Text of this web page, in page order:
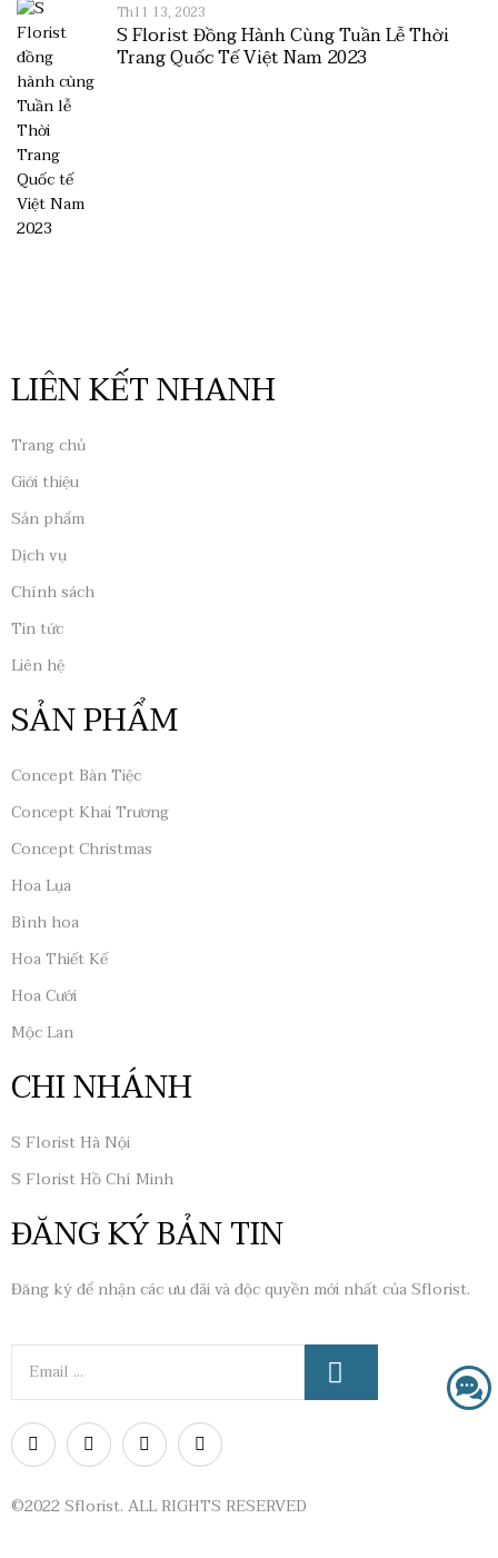
Th11 13, 2023
S Florist Đồng Hành Cùng Tuần Lễ Thời
Trang Quốc Tế Việt Nam 2023
LIÊN KẾT NHANH
Trang chủ
Giới thiệu
Sản phẩm
Dịch vụ
Chính sách
Tin tức
Liên hệ
SẢN PHẨM
Concept Bàn Tiệc
Concept Khai Trương
Concept Christmas
Hoa Lụa
Bình hoa
Hoa Thiết Kế
Hoa Cưới
Mộc Lan
CHI NHÁNH
S Florist Hà Nội
S Florist Hồ Chí Minh
ĐĂNG KÝ BẢN TIN
Đăng ký để nhận các ưu đãi và độc quyền mới nhất của Sflorist.
©2022 Sflorist. ALL RIGHTS RESERVED